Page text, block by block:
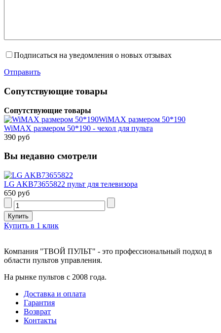
Подписаться на уведомления о новых отзывах
Отправить
Сопутствующие товары
Сопутствующие товары
WiMAX размером 50*190
WiMAX размером 50*190 - чехол для пульта
390 руб
Вы недавно смотрели
LG AKB73655822 пульт для телевизора
650 руб
Купить в 1 клик
Компания "ТВОЙ ПУЛЬТ" - это профессиональный подход в
области пультов управления.
На рынке пультов с 2008 года.
Доставка и оплата
Гарантия
Возврат
Контакты